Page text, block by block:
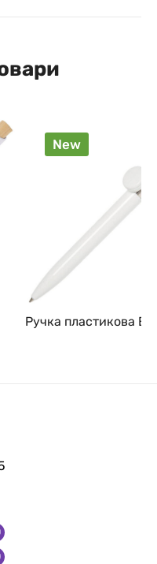
New
Ручка пластикова